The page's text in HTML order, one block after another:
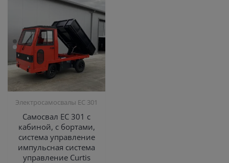
Электросамосвалы ЕС 301
Самосвал ЕС 301 с
кабиной, с бортами,
система управление
импульсная система
управление Curtis